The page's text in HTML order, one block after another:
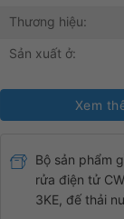
Thương hiệu:
Sản xuất ở:
Xem
Bộ sản phẩm
rửa điện tử
3KE, đế thải